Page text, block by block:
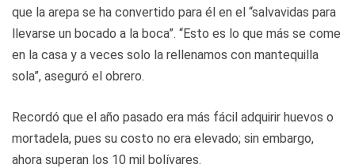
que la arepa se ha convertido para él en el “salvavidas para
llevarse un bocado a la boca”. “Esto es lo que más se come
en la casa y a veces solo la rellenamos con mantequilla
sola”, aseguró el obrero.
Recordó que el año pasado era más fácil adquirir huevos o
mortadela, pues su costo no era elevado; sin embargo,
ahora superan los 10 mil bolívares.